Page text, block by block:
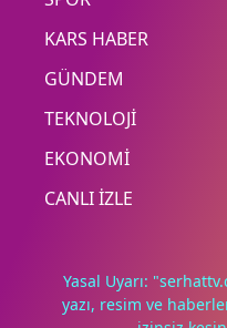
KARS HABER
GÜNDEM
TEKNOLOJİ
EKONOMİ
CANLI İZLE
Yasal Uyarı:
yazı, resim ve